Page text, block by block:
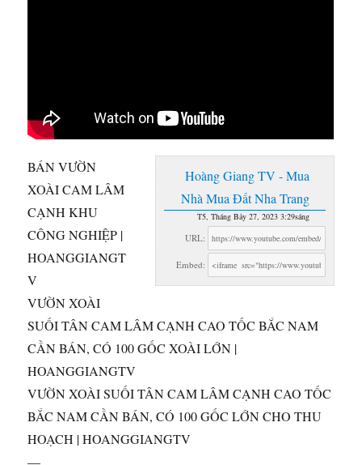
Hoàng Giang TV - Mua
Nhà Mua Đất Nha Trang
T5, Tháng Bảy 27, 2023 3:29sáng
URL:
Embed:
BÁN VƯỜN
XOÀI CAM LÂM
CẠNH KHU
CÔNG NGHIỆP |
HOANGGIANGT
V
VƯỜN XOÀI
SUỐI TÂN CAM LÂM CẠNH CAO TỐC BẮCNAM
CẦN BÁN, CÓ 100 GỐC XOÀI LỚN |
HOANGGIANGTV
VƯỜN XOÀI SUỐI TÂN CAM LÂM CẠNH CAO TỐC
BẮC NAM CẦN BÁN, CÓ 100 GỐC LỚN CHO THU
HOẠCH | HOANGGIANGTV
—